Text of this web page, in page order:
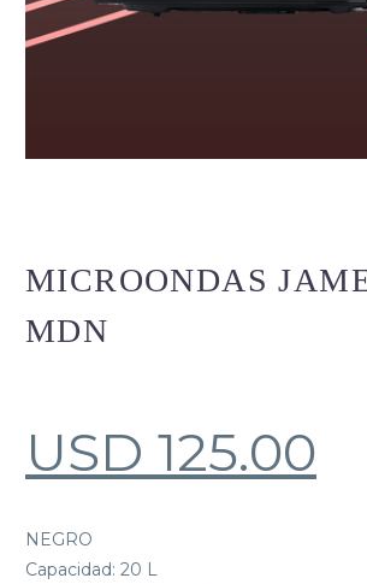
MICROONDAS
MDN
USD 125.00
NEGRO
Capacidad: 20 L